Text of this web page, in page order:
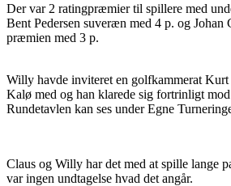
Der var 2 ratingpræmier til spillere med
Bent Pedersen suveræn med 4 p. og Johan
præmien med 3 p.
Willy havde inviteret en golfkammerat
Kalø med og han klarede sig fortrinligt
Rundetavlen kan ses under Egne
Claus og Willy har det med at spille lange
var ingen undtagelse hvad det angår.